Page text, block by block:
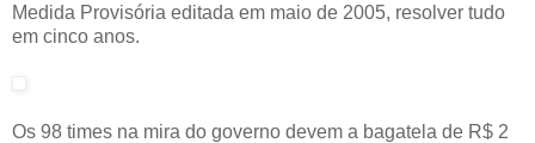
Medida Provisória editada em maio de 2005, resolver tudo
em cinco anos.
Os 98 times na mira do governo devem a bagatela de R$ 2